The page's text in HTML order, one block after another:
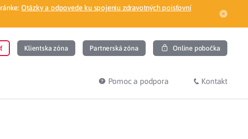
Otázky a odpovede ku spojeniu zdravotných poisťovní
Klientska zóna Partnerská zóna Online pobočka
Pomoc a podpora Kontakt